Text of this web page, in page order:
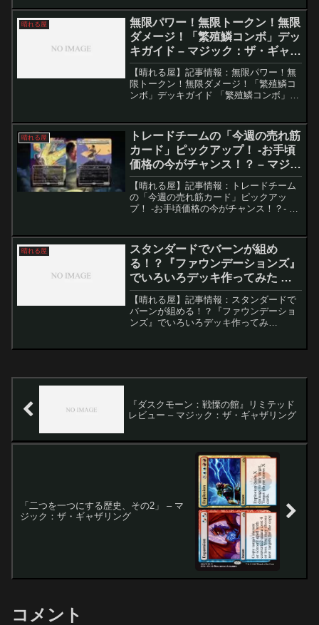
しています。このセットは、古典的なス
ラ...
晴れる屋
無限パワー！無限トークン！無限
ダメージ！「繁殖鱗コンボ」デッ
キガイド – マジック：ザ・ギャザ
リング
【晴れる屋】記事情報：無限パワー！無
限トークン！無限ダメージ！「繁殖鱗コ
ンボ」デッキガイド 「繁殖鱗コンボ」
キです。コンボが成立すると無限マナや
無限トークン、無限ダメー...
晴れる屋
トレードチームの「今週の売れ筋
カード」ピックアップ！ -お手頃
価格の今がチャンス！？ – マジッ
ク：ザ・ギャザリング
【晴れる屋】記事情報：トレードチーム
の「今週の売れ筋カード」ピックアッ
プ！ -お手頃価格の今がチャンス！？- ト
今週は「価格が落ち着いた今が狙い目」
とされるカードが中...
晴れる屋
スタンダードでバーンが組め
る！？『ファウンデーションズ』
でいろいろデッキ作ってみた 。 –
マジック：ザ・ギャザリング
【晴れる屋】記事情報：スタンダードで
バーンが組める！？『ファウンデーショ
ンズ』でいろいろデッキ作ってみ
『ダスクモーン：戦慄の館』リミテッド
レビュー – マジック：ザ・ギャザリング
「二つを一つにする歴史、その2」 – マ
ジック：ザ・ギャザリング
コメント